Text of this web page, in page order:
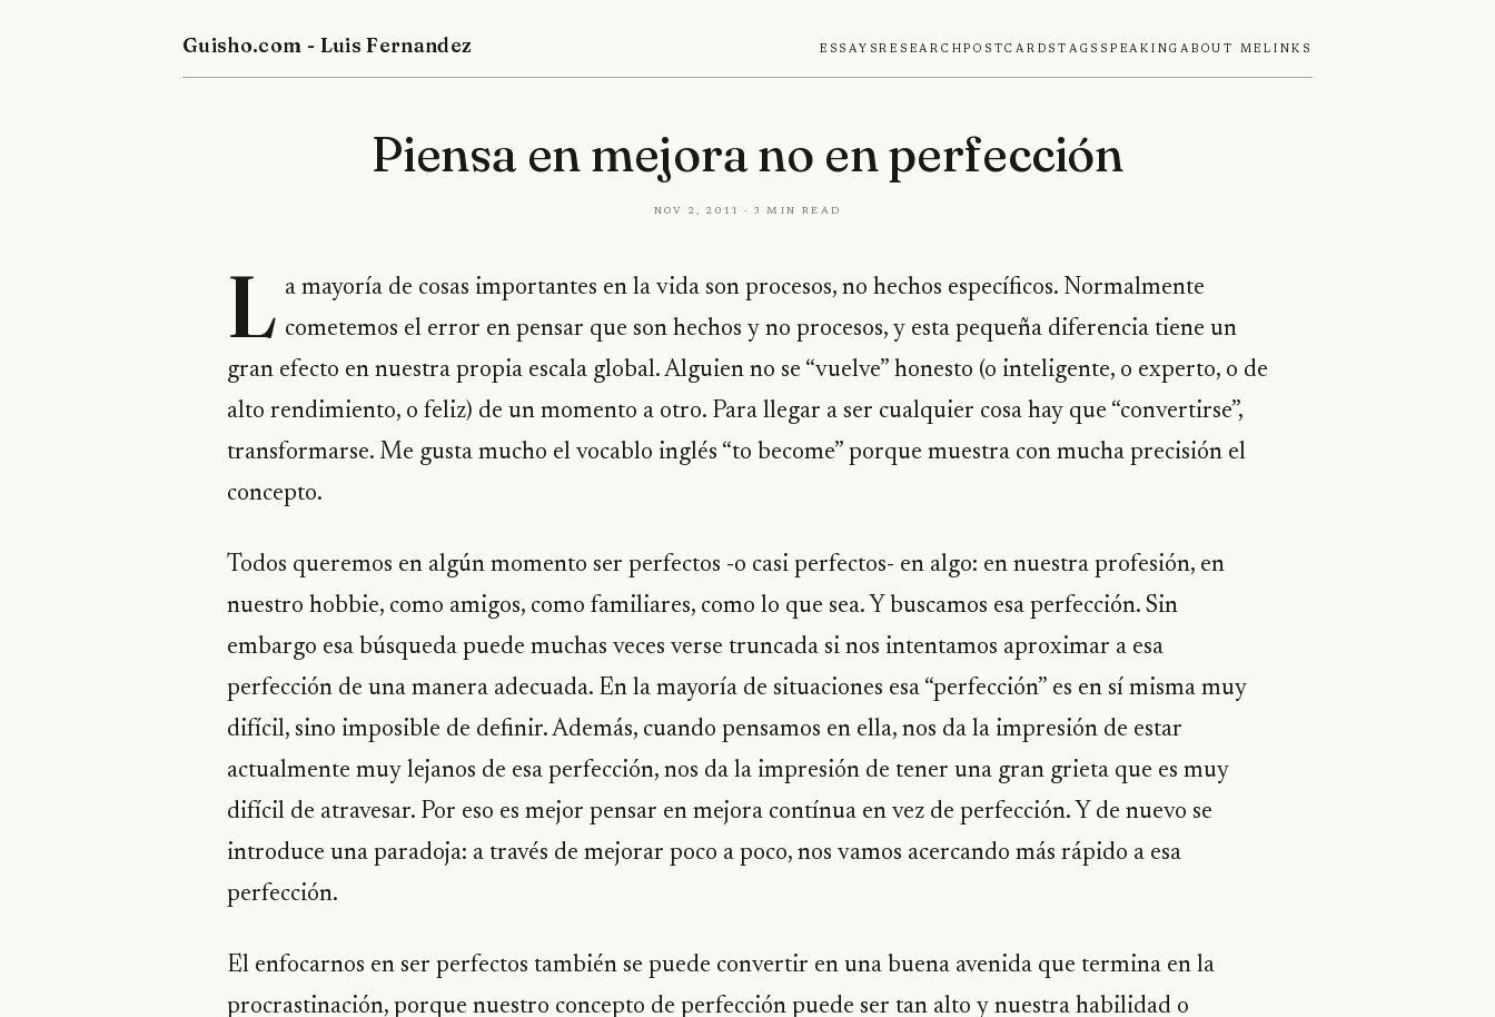
Guisho.com - Luis Fernandez EssaysResearchPostcardsTags SpeakingAbout MeLinks
Piensa en mejora no en perfección
Nov 2, 2011 · 3 min read
L a mayoría de cosas importantes en la vida son procesos, no hechos específicos. Normalmente
cometemos el error en pensar que son hechos y no procesos, y esta pequeña diferencia tiene un
gran efecto en nuestra propia escala global. Alguien no se “vuelve” honesto (o inteligente, o experto, o de
alto rendimiento, o feliz) de un momento a otro. Para llegar a ser cualquier cosa hay que “convertirse”,
transformarse. Me gusta mucho el vocablo inglés “to become” porque muestra con mucha precisión el
concepto.
Todos queremos en algún momento ser perfectos -o casi perfectos- en algo: en nuestra profesión, en
nuestro hobbie, como amigos, como familiares, como lo que sea. Y buscamos esa perfección. Sin
embargo esa búsqueda puede muchas veces verse truncada si nos intentamos aproximar a esa
perfección de una manera adecuada. En la mayoría de situaciones esa “perfección” es en sí misma muy
difícil, sino imposible de definir. Además, cuando pensamos en ella, nos da la impresión de estar
actualmente muy lejanos de esa perfección, nos da la impresión de tener una gran grieta que es muy
difícil de atravesar. Por eso es mejor pensar en mejora contínua en vez de perfección. Y de nuevo se
introduce una paradoja: a través de mejorar poco a poco, nos vamos acercando más rápido a esa
perfección.
El enfocarnos en ser perfectos también se puede convertir en una buena avenida que termina en la
procrastinación, porque nuestro concepto de perfección puede ser tan alto y nuestra habilidad o